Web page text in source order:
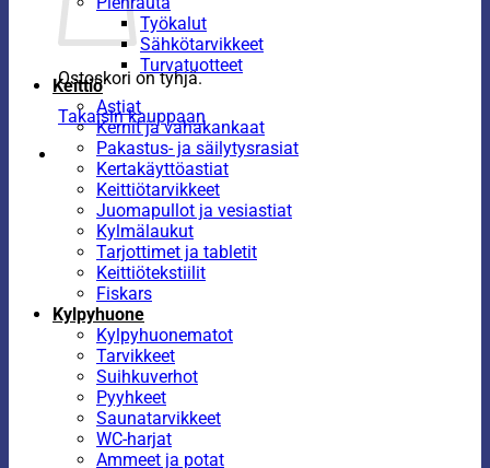
Ostoskori on tyhjä.
Takaisin kauppaan
Työkalut
Sähkötarvikkeet
Turvatuotteet
Keittiö
Astiat
Kernit ja vahakankaat
Pakastus- ja säilytysrasiat
Kertakäyttöastiat
Keittiötarvikkeet
Juomapullot ja vesiastiat
Kylmälaukut
Tarjottimet ja tabletit
Keittiötekstiilit
Fiskars
Kylpyhuone
Kylpyhuonematot
Tarvikkeet
Suihkuverhot
Pyyhkeet
Saunatarvikkeet
WC-harjat
Ammeet ja potat